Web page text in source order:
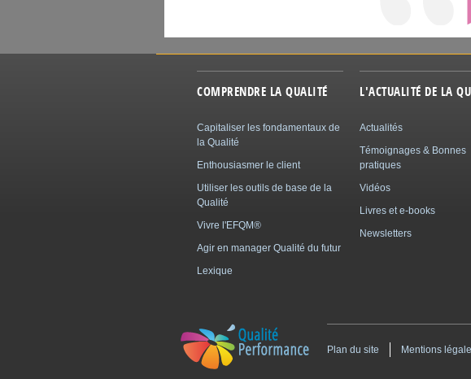
COMPRENDRE LA QUALITÉ
Capitaliser les fondamentaux de
la Qualité
Enthousiasmer le client
Utiliser les outils de base de la
Qualité
Vivre l'EFQM®
Agir en manager Qualité du futur
Lexique
L'ACTUALITÉ DE LA
Actualités
Témoignages & Bonnes
pratiques
Vidéos
Livres et e-books
Newsletters
Plan du site Mentions